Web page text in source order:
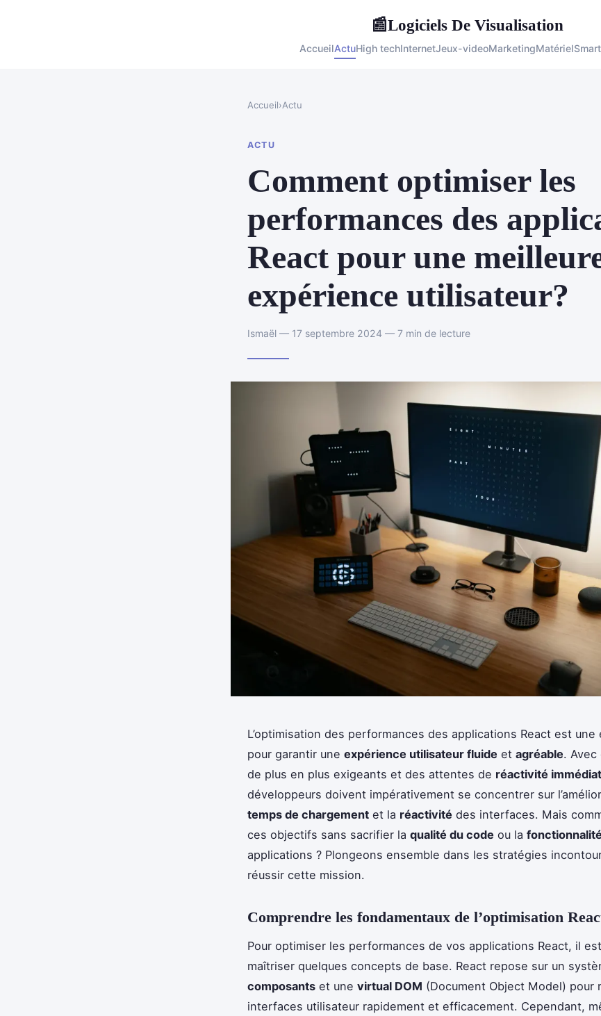
📰Logiciels De Visualisation
AccueilActuHigh techInternetJeux-videoMarketingMatériel
Accueil›Actu
ACTU
Comment optimiser les
performances des
React pour une
expérience utilisateur?
Ismaël — 17 septembre 2024 — 7 min de lecture
L’optimisation des performances des applications React est une
pour garantir une expérience utilisateur fluide et agréable. Avec
de plus en plus exigeants et des attentes de réactivité
développeurs doivent impérativement se concentrer sur
temps de chargement et la réactivité des interfaces. Mais
ces objectifs sans sacrifier la qualité du code ou la fonctionnalité
applications ? Plongeons ensemble dans les stratégies
réussir cette mission.
Comprendre les fondamentaux de l’optimisation
Pour optimiser les performances de vos applications React, il
maîtriser quelques concepts de base. React repose sur un
composants et une virtual DOM (Document Object Model) pour
interfaces utilisateur rapidement et efficacement. Cependant,